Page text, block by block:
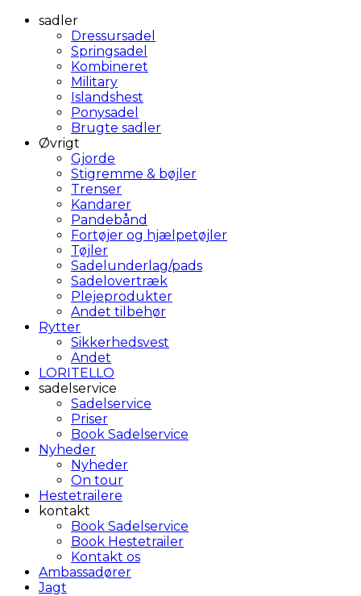
sadler
Dressursadel
Springsadel
Kombineret
Military
Islandshest
Ponysadel
Brugte sadler
Øvrigt
Gjorde
Stigremme & bøjler
Trenser
Kandarer
Pandebånd
Fortøjer og hjælpetøjler
Tøjler
Sadelunderlag/pads
Sadelovertræk
Plejeprodukter
Andet tilbehør
Rytter
Sikkerhedsvest
Andet
LORITELLO
sadelservice
Sadelservice
Priser
Book Sadelservice
Nyheder
Nyheder
On tour
Hestetrailere
kontakt
Book Sadelservice
Book Hestetrailer
Kontakt os
Ambassadører
Jagt